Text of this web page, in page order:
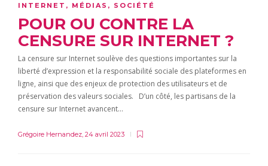
INTERNET , MÉDIAS , SOCIÉTÉ
POUR OU CONTRE LA
CENSURE SUR INTERNET ?
La censure sur Internet soulève des questions importantes sur la
liberté d’expression et la responsabilité sociale des plateformes en
ligne, ainsi que des enjeux de protection des utilisateurs et de
préservation des valeurs sociales. D’un côté, les partisans de la
censure sur Internet avancent…
Grégoire Hernandez, 24 avril 2023